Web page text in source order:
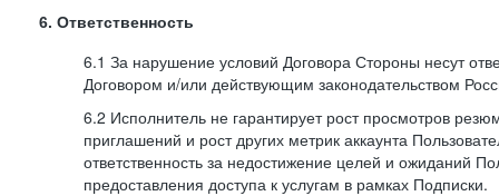
6. Ответственность
6.1 За нарушение условий Договора Стороны несут
Договором и/или действующим законодательством
6.2 Исполнитель не гарантирует рост просмотров
приглашений и рост других метрик аккаунта
ответственность за недостижение целей и ожиданий
предоставления доступа к услугам в рамках Подписки.